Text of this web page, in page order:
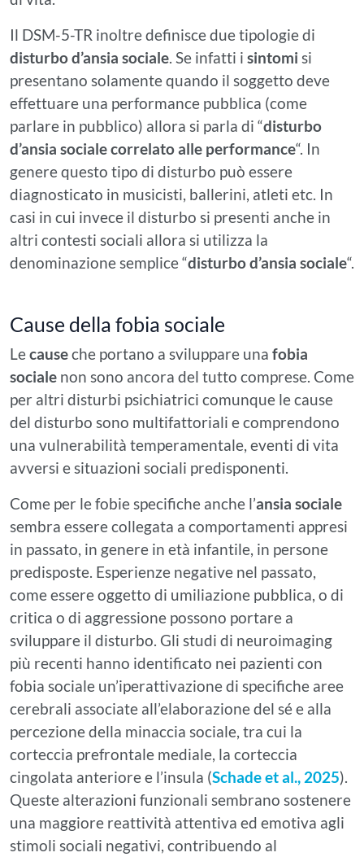
Il DSM-5-TR inoltre definisce due tipologie di
disturbo d’ansia sociale. Se infatti i sintomi si
presentano solamente quando il soggetto deve
effettuare una performance pubblica (come
parlare in pubblico) allora si parla di “disturbo
d’ansia sociale correlato alle performance“. In
genere questo tipo di disturbo può essere
diagnosticato in musicisti, ballerini, atleti etc. In
casi in cui invece il disturbo si presenti anche in
altri contesti sociali allora si utilizza la
denominazione semplice “disturbo d’ansia sociale“.
Cause della fobia sociale
Lecauseche portano a sviluppare una fobia
sociale non sono ancora del tutto comprese. Come
per altri disturbi psichiatrici comunque le cause
del disturbo sono multifattoriali e comprendono
una vulnerabilità temperamentale, eventi di vita
avversi e situazioni sociali predisponenti.
Come per le fobie specifiche anche l’ansia sociale
sembra essere collegata a comportamenti appresi
in passato, in genere in età infantile, in persone
predisposte. Esperienze negative nel passato,
come essere oggetto di umiliazione pubblica, o di
critica o di aggressione possono portare a
sviluppare il disturbo. Gli studi di neuroimaging
più recenti hanno identificato nei pazienti con
fobia sociale un’iperattivazione di specifiche aree
cerebrali associate all’elaborazione del sé e alla
percezione della minaccia sociale, tra cui la
corteccia prefrontale mediale, la corteccia
cingolata anteriore e l’insula (Schade et al., 2025).
Queste alterazioni funzionali sembrano sostenere
una maggiore reattività attentiva ed emotiva agli
stimoli sociali negativi, contribuendo al